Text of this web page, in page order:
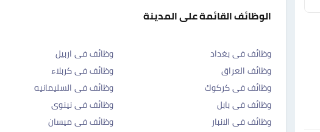
الوظائف القائمة على المدينة
وظائف فى بغداد وظائف فى اربيل
وظائف العراق
وظائف فى كربلاء
وظائف فى كركوك
وظائف فى السليمانيه
وظائف فى بابل
وظائف فى نينوى
وظائف فى الانبار
وظائف فى ميسان